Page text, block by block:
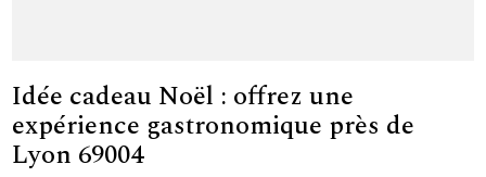
Idée cadeau Noël : offrez une
expérience gastronomique près de
Lyon 69004